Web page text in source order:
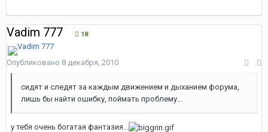
Vadim 777 18
Опубликовано 8 декабря, 2010
сидят и следят за каждым движением и дыханием форума,
лишь бы найти ошибку, поймать проблему...
у тебя очень богатая фантазия...